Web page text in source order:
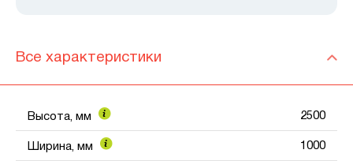
Все характеристики
Высота, мм 2500
Ширина, мм 1000